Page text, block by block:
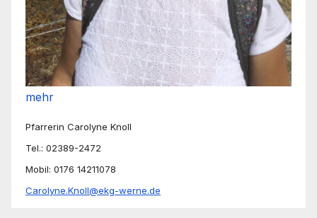
mehr
Pfarrerin Carolyne Knoll
Tel.: 02389-2472
Mobil: 0176 14211078
Carolyne.Knoll@ekg-werne.de